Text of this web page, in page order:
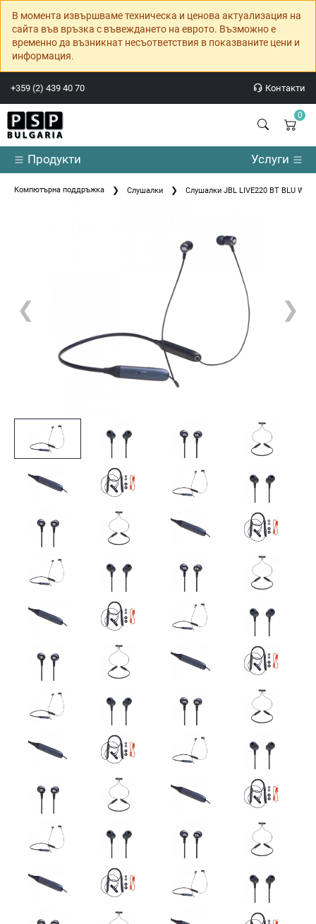
В момента извършваме техническа и ценова актуализация на
сайта във връзка с въвеждането на еврото. Възможно е
временно да възникнат несъответствия в показваните цени и
информация.
+359 (2) 439 40 70 Контакти
0
Продукти Услуги
Компютърна поддръжка Слушалки Слушалки JBL LIVE220 BT BLU
❮ ❯